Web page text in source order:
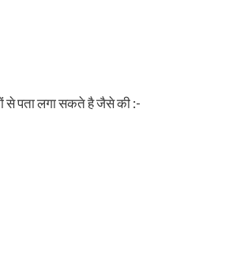
से पता लगा सकते है जैसे की :-